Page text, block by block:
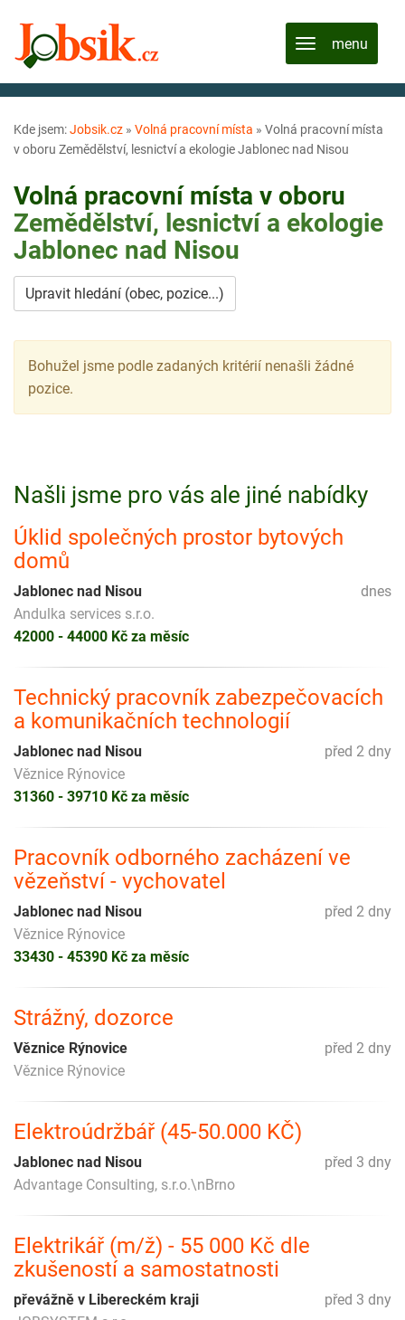
Kde jsem:Jobsik.cz » Volná pracovní místa » Volná pracovní místa
v oboru Zemědělství, lesnictví a ekologie Jablonec nad Nisou
Volná pracovní místa v oboru
Zemědělství, lesnictví a ekologie
Jablonec nad Nisou
Upravit hledání (obec, pozice...)
Bohužel jsme podle zadaných kritérií nenašli žádné
pozice.
Našli jsme pro vás ale jiné nabídky
Úklid společných prostor bytových
domů
dnes
Jablonec nad Nisou
Andulka services s.r.o.
42000 - 44000 Kč za měsíc
Technický pracovník zabezpečovacích
a komunikačních technologií
před 2 dny
Jablonec nad Nisou
Věznice Rýnovice
31360 - 39710 Kč za měsíc
Pracovník odborného zacházení ve
vězeňství - vychovatel
před 2 dny
Jablonec nad Nisou
Věznice Rýnovice
33430 - 45390 Kč za měsíc
Strážný, dozorce
před 2 dny
Věznice Rýnovice
Věznice Rýnovice
Elektroúdržbář (45-50.000 KČ)
před 3 dny
Jablonec nad Nisou
Advantage Consulting, s.r.o.\nBrno
Elektrikář (m/ž) - 55 000 Kč dle
zkušeností a samostatnosti
před 3 dny
převážně v Libereckém kraji